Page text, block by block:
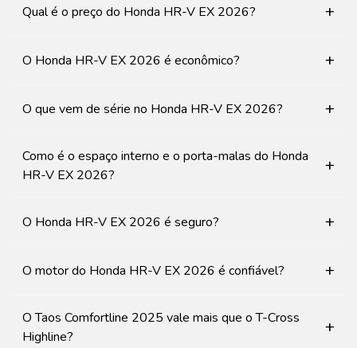
Qual é o preço do Honda HR-V EX 2026? +
O Honda HR-V EX 2026 é econômico? +
O que vem de série no Honda HR-V EX 2026? +
Como é o espaço interno e o porta-malas do Honda
HR-V EX 2026?
+
O Honda HR-V EX 2026 é seguro? +
O motor do Honda HR-V EX 2026 é confiável? +
O Taos Comfortline 2025 vale mais que o T-Cross
Highline?
+